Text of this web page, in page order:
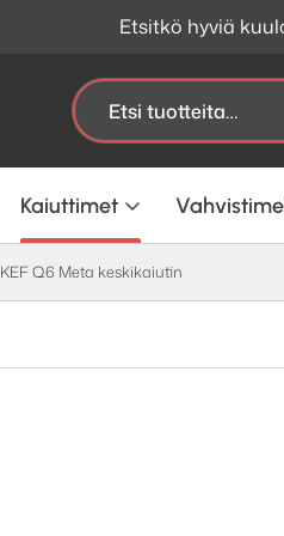
Etsitkö hyviä
Etsi:
Kaiuttimet
KEF Q6 Meta keskikaiutin